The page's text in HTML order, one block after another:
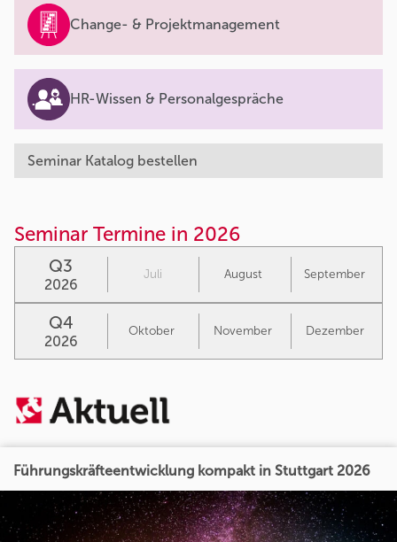
Führungskräfteentwicklung kompakt in Stuttgart 2026
Change- & Projektmanagement
HR-Wissen & Personalgespräche
Seminar Katalog bestellen
Seminar Termine in 2026
Q3
2026
Juli August September
Q4
2026
Oktober November Dezember